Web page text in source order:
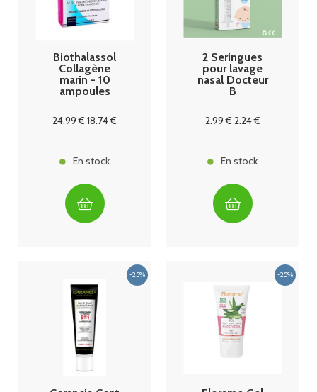
Biothalassol
Collagène
marin - 10
ampoules
24.99€18.74€
En stock
2 Seringues
pour lavage
nasal Docteur
B
2.99€2.24€
En stock